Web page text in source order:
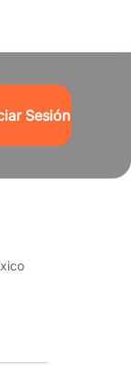
Cultura
Sesión